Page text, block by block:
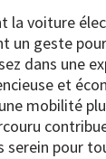
la voiture
un geste
dans une
et
mobilité
serein pour